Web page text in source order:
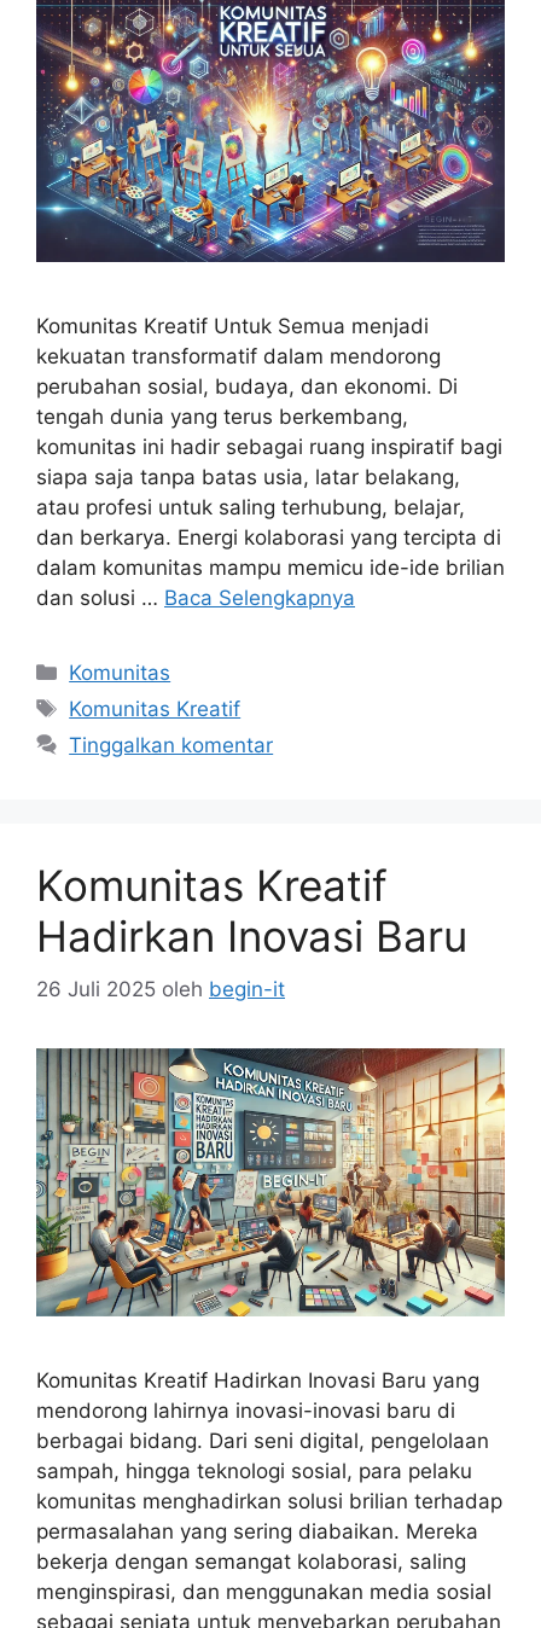
Komunitas Kreatif Untuk Semua menjadi
kekuatan transformatif dalam mendorong
perubahan sosial, budaya, dan ekonomi. Di
tengah dunia yang terus berkembang,
komunitas ini hadir sebagai ruang inspiratif bagi
siapa saja tanpa batas usia, latar belakang,
atau profesi untuk saling terhubung, belajar,
dan berkarya. Energi kolaborasi yang tercipta di
dalam komunitas mampu memicu ide-ide brilian
dan solusi … Baca Selengkapnya
Kategori
Komunitas
Tag
Komunitas Kreatif
Tinggalkan komentar
Komunitas Kreatif
Hadirkan Inovasi Baru
26 Juli 2025 oleh begin-it
Komunitas Kreatif Hadirkan Inovasi Baru yang
mendorong lahirnya inovasi-inovasi baru di
berbagai bidang. Dari seni digital, pengelolaan
sampah, hingga teknologi sosial, para pelaku
komunitas menghadirkan solusi brilian terhadap
permasalahan yang sering diabaikan. Mereka
bekerja dengan semangat kolaborasi, saling
menginspirasi, dan menggunakan media sosial
sebagai senjata untuk menyebarkan perubahan